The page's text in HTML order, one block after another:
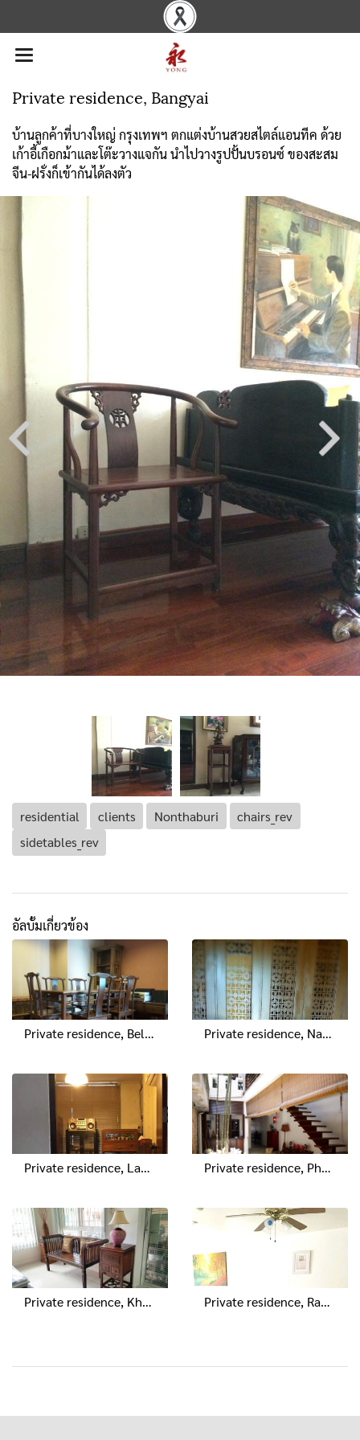
Private residence, Bangyai
บ้านลูกค้าที่บางใหญ่ กรุงเทพฯ ตกแต่งบ้านสวยสไตล์แอนทีค ด้วย
เก้าอี้เกือกม้าและโต๊ะวางแจกัน นำไปวางรูปปั้นบรอนซ์ ของสะสม
จีน-ฝรั่งก็เข้ากันได้ลงตัว
residential clients Nonthaburi
chairs_rev
sidetables_rev
อัลบั้มเกี่ยวข้อง
Private residence, Belle Grand Rama 9 Private residence, Nakhon Ratchasima
Private residence, Lampang Private residence, Phuket old town
Private residence, Khonkaen Private residence, Rangnam